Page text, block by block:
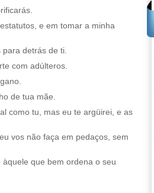
e em tomar a minha
detrás de ti.
com adúlteros.
de tua mãe.
como tu, mas eu te argüirei, e as
vos não faça em pedaços, sem
que bem ordena o seu